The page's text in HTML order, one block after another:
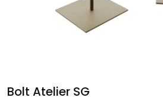
Bolt Atelier SG